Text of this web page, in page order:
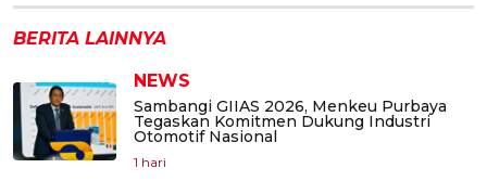
BERITA LAINNYA
NEWS
Sambangi GIIAS 2026, Menkeu Purbaya
Tegaskan Komitmen Dukung Industri
Otomotif Nasional
1 hari